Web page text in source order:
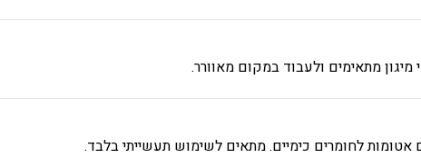
מתאימים ולעבוד במקום מאוורר.
לחומרים כימיים. מתאים לשימוש תעשייתי בלבד.